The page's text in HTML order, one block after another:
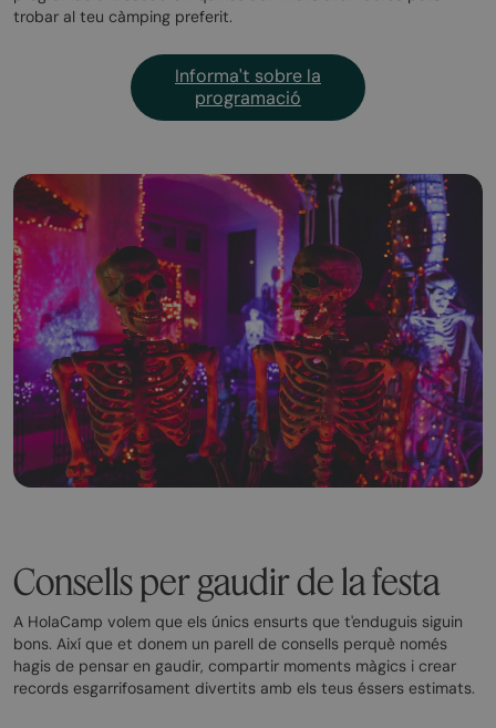
trobar al teu càmping preferit.
Informa't sobre la
programació
Consells per gaudir de la festa
A HolaCamp volem que els únics ensurts que t'enduguis siguin
bons. Així que et donem un parell de consells perquè només
hagis de pensar en gaudir, compartir moments màgics i crear
records esgarrifosament divertits amb els teus éssers estimats.